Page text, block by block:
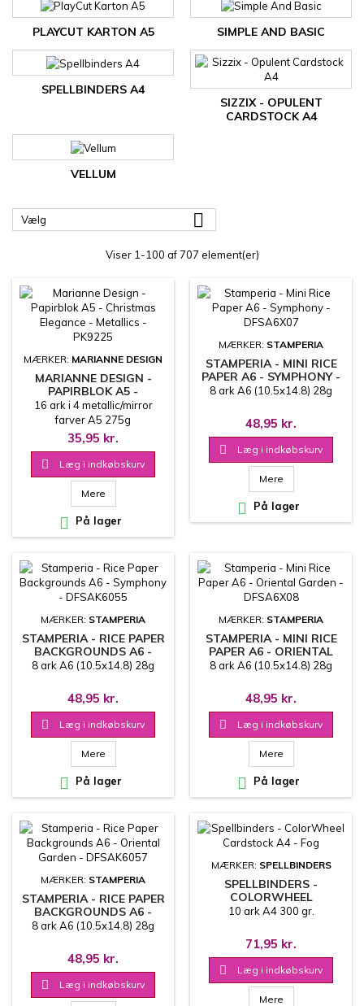
PLAYCUT KARTON A5 SIMPLE AND BASIC
SPELLBINDERS A4
SIZZIX - OPULENT
CARDSTOCK A4
VELLUM
Vælg 
Viser 1-100 af 707 element(er)
MÆRKER: MARIANNE DESIGN
MARIANNE DESIGN -
PAPIRBLOK A5 -
CHRISTMAS ELEGANCE -
METALLICS - PK9225
16 ark i 4 metallic/mirror
farver A5 275g
35,95 kr.
 Læg i indkøbskurv
Mere
 På lager
MÆRKER: STAMPERIA
STAMPERIA - MINI RICE
PAPER A6 - SYMPHONY -
DFSA6X07
8 ark A6 (10.5x14.8) 28g
48,95 kr.
 Læg i indkøbskurv
Mere
 På lager
MÆRKER: STAMPERIA
STAMPERIA - RICE PAPER
BACKGROUNDS A6 -
SYMPHONY - DFSAK6055
8 ark A6 (10.5x14.8) 28g
48,95 kr.
 Læg i indkøbskurv
Mere
 På lager
MÆRKER: STAMPERIA
STAMPERIA - MINI RICE
PAPER A6 - ORIENTAL
GARDEN - DFSA6X08
8 ark A6 (10.5x14.8) 28g
48,95 kr.
 Læg i indkøbskurv
Mere
 På lager
MÆRKER: STAMPERIA
STAMPERIA - RICE PAPER
BACKGROUNDS A6 -
ORIENTAL GARDEN -
8 ark A6 (10.5x14.8) 28g
48,95 kr.
 Læg i indkøbskurv
MÆRKER: SPELLBINDERS
SPELLBINDERS -
COLORWHEEL
CARDSTOCK A4 - FOG
10 ark A4 300 gr.
71,95 kr.
 Læg i indkøbskurv
Mere